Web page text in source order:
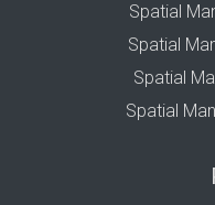
Spatial
Spatial
Spatial
Spatial